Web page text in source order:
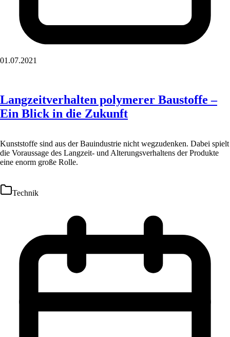
01.07.2021
Langzeitverhalten polymerer Baustoffe –
Ein Blick in die Zukunft
Kunststoffe sind aus der Bauindustrie nicht wegzudenken. Dabei spielt
die Voraussage des Langzeit- und Alterungsverhaltens der Produkte
eine enorm große Rolle.
Technik